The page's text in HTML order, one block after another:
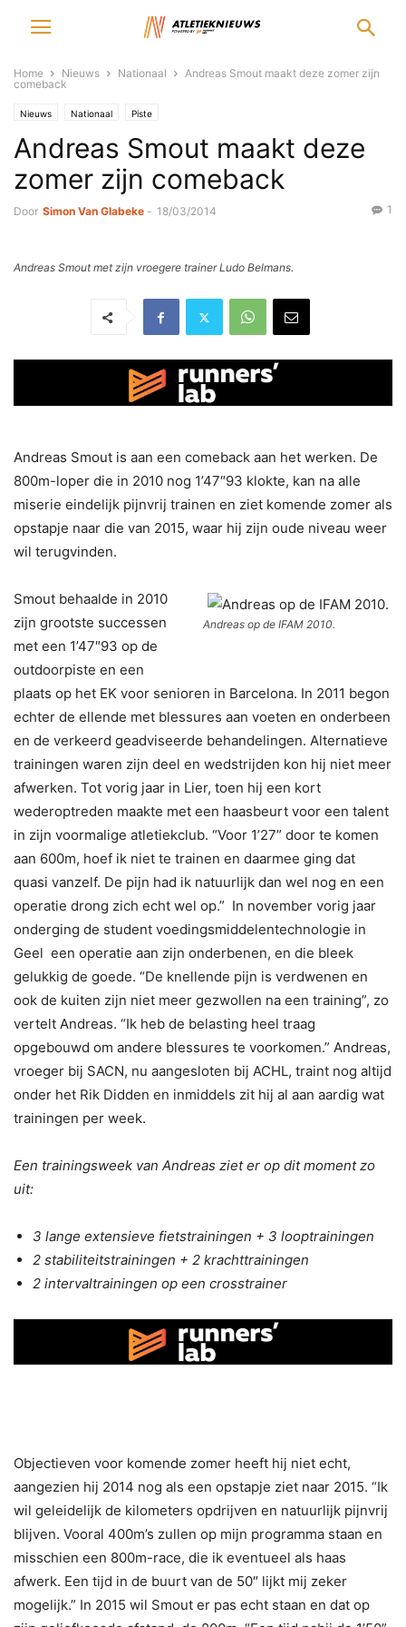
Home Nieuws Nationaal
Andreas Smout maakt deze zomer zijn
comeback
Nieuws Nationaal Piste
Andreas Smout maakt deze
zomer zijn comeback
Door Simon Van Glabeke - 18/03/2014 1
Andreas Smout met zijn vroegere trainer Ludo Belmans.
Andreas Smout is aan een comeback aan het werken. De
800m-loper die in 2010 nog 1’47″93 klokte, kan na alle
miserie eindelijk pijnvrij trainen en ziet komende zomer als
opstapje naar die van 2015, waar hij zijn oude niveau weer
wil terugvinden.
Andreas op de IFAM 2010.
Smout behaalde in 2010
zijn grootste successen
met een 1’47″93 op de
outdoorpiste en een
plaats op het EK voor senioren in Barcelona. In 2011 begon
echter de ellende met blessures aan voeten en onderbeen
en de verkeerd geadviseerde behandelingen. Alternatieve
trainingen waren zijn deel en wedstrijden kon hij niet meer
afwerken. Tot vorig jaar in Lier, toen hij een kort
wederoptreden maakte met een haasbeurt voor een talent
in zijn voormalige atletiekclub. “Voor 1’27” door te komen
aan 600m, hoef ik niet te trainen en daarmee ging dat
quasi vanzelf. De pijn had ik natuurlijk dan wel nog en een
operatie drong zich echt wel op.” In november vorig jaar
onderging de student voedingsmiddelentechnologie in
Geel een operatie aan zijn onderbenen, en die bleek
gelukkig de goede. “De knellende pijn is verdwenen en
ook de kuiten zijn niet meer gezwollen na een training”, zo
vertelt Andreas. “Ik heb de belasting heel traag
opgebouwd om andere blessures te voorkomen.” Andreas,
vroeger bij SACN, nu aangesloten bij ACHL, traint nog altijd
onder het Rik Didden en inmiddels zit hij al aan aardig wat
trainingen per week.
Een trainingsweek van Andreas ziet er op dit moment zo
uit:
3 lange extensieve fietstrainingen + 3 looptrainingen
2 stabiliteitstrainingen + 2 krachttrainingen
2 intervaltrainingen op een crosstrainer
Objectieven voor komende zomer heeft hij niet echt,
aangezien hij 2014 nog als een opstapje ziet naar 2015. “Ik
wil geleidelijk de kilometers opdrijven en natuurlijk pijnvrij
blijven. Vooral 400m’s zullen op mijn programma staan en
misschien een 800m-race, die ik eventueel als haas
afwerk. Een tijd in de buurt van de 50″ lijkt mij zeker
mogelijk.” In 2015 wil Smout er pas echt staan en dat op